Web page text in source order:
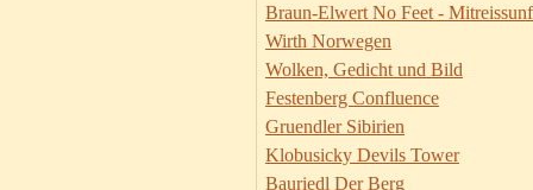
Braun-Elwert No Feet -
Wirth Norwegen
Wolken, Gedicht und Bild
Festenberg Confluence
Gruendler Sibirien
Klobusicky Devils Tower
Bauriedl Der Berg